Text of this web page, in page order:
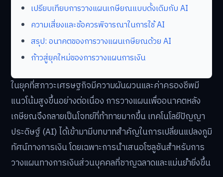
เปรียบเทียบการวางแผนเกษียณแบบดั้งเดิมกับ AI
ความเสี่ยงและข้อควรพิจารณาในการใช้ AI
สรุป: อนาคตของการวางแผนเกษียณด้วย AI
ก้าวสู่ยุคใหม่ของการวางแผนการเงิน
ในยุคที่สภาวะเศรษฐกิจมีความผันผวนและค่าครองชีพมี
แนวโน้มสูงขึ้นอย่างต่อเนื่อง การวางแผนเพื่ออนาคตหลัง
เกษียณจึงกลายเป็นโจทย์ที่ท้าทายมากขึ้น เทคโนโลยีปัญญา
ประดิษฐ์ (AI) ได้เข้ามามีบทบาทสำคัญในการเปลี่ยนแปลงภูมิ
ทัศน์ทางการเงิน โดยเฉพาะการนำเสนอโซลูชันสำหรับการ
วางแผนทางการเงินส่วนบุคคลที่ชาญฉลาดและแม่นยำยิ่งขึ้น